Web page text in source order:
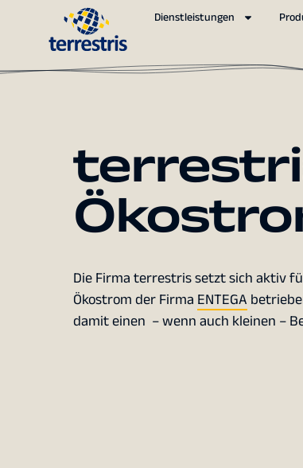
Dienstleistungen
Die Firma terrestris setzt sich aktiv
Ökostrom der Firma ENTEGA
damit einen – wenn auch kleinen –